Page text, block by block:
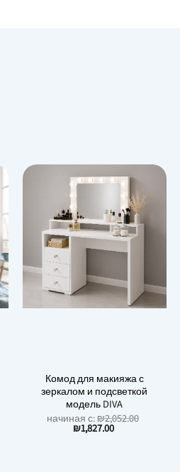
Комод для макияжа с
зеркалом и подсветкой
модель DIVA
начиная с:₪2,052.00
₪1,827.00